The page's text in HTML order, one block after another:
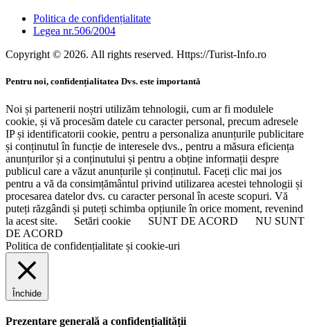
Politica de confidențialitate
Legea nr.506/2004
Copyright © 2026. All rights reserved. Https://Turist-Info.ro
Pentru noi, confidențialitatea Dvs. este importantă
Noi și partenerii noștri utilizăm tehnologii, cum ar fi modulele
cookie, și vă procesăm datele cu caracter personal, precum adresele
IP și identificatorii cookie, pentru a personaliza anunțurile publicitare
și conținutul în funcție de interesele dvs., pentru a măsura eficiența
anunțurilor și a conținutului și pentru a obține informații despre
publicul care a văzut anunțurile și conținutul. Faceți clic mai jos
pentru a vă da consimțământul privind utilizarea acestei tehnologii și
procesarea datelor dvs. cu caracter personal în aceste scopuri. Vă
puteți răzgândi și puteți schimba opțiunile în orice moment, revenind
la acest site.
Setări cookie SUNT DE ACORD
NU SUNT
DE ACORD
Politica de confidențialitate și cookie-uri
Închide
Prezentare generală a confidențialității